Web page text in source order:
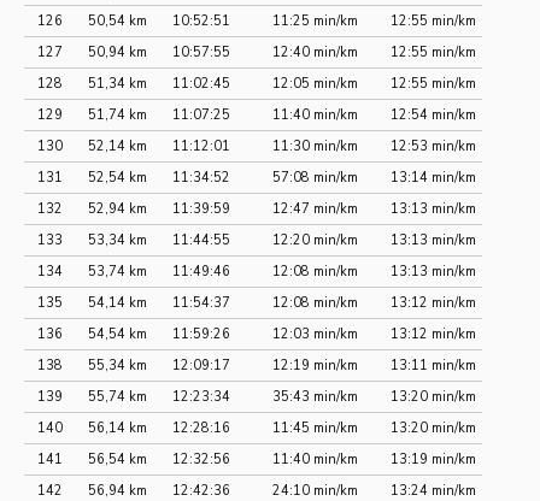
126
50,54 km 10:52:51 11:25 min/km
12:55 min/km
127
50,94 km 10:57:55 12:40 min/km
12:55 min/km
128
51,34 km 11:02:45 12:05 min/km
12:55 min/km
129
51,74 km 11:07:25 11:40 min/km
12:54 min/km
130
52,14 km 11:12:01 11:30 min/km
12:53 min/km
131
52,54 km 11:34:52 57:08 min/km
13:14 min/km
132
52,94 km 11:39:59 12:47 min/km
13:13 min/km
133
53,34 km 11:44:55 12:20 min/km
13:13 min/km
134
53,74 km 11:49:46 12:08 min/km
13:13 min/km
135
54,14 km 11:54:37 12:08 min/km
13:12 min/km
136
54,54 km 11:59:26 12:03 min/km
13:12 min/km
138
55,34 km 12:09:17 12:19 min/km
13:11 min/km
139
55,74 km 12:23:34 35:43 min/km
13:20 min/km
140
56,14 km 12:28:16 11:45 min/km
13:20 min/km
141
56,54 km 12:32:56 11:40 min/km
13:19 min/km
142
56,94 km 12:42:36 24:10 min/km
13:24 min/km